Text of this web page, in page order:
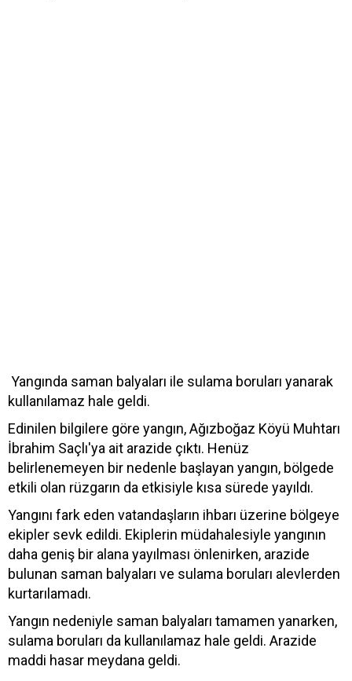
Yangında saman balyaları ile sulama boruları yanarak
kullanılamaz hale geldi.
Edinilen bilgilere göre yangın, Ağızboğaz Köyü Muhtarı
İbrahim Saçlı'ya ait arazide çıktı. Henüz
belirlenemeyen bir nedenle başlayan yangın, bölgede
etkili olan rüzgarın da etkisiyle kısa sürede yayıldı.
Yangını fark eden vatandaşların ihbarı üzerine bölgeye
ekipler sevk edildi. Ekiplerin müdahalesiyle yangının
daha geniş bir alana yayılması önlenirken, arazide
bulunan saman balyaları ve sulama boruları alevlerden
kurtarılamadı.
Yangın nedeniyle saman balyaları tamamen yanarken,
sulama boruları da kullanılamaz hale geldi. Arazide
maddi hasar meydana geldi.